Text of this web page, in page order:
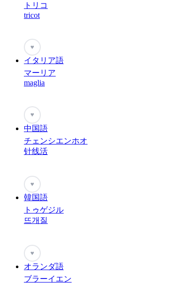
トリコ
tricot
♥
イタリア語
マーリア
maglia
♥
中国語
チェンシエンホオ
针线活
♥
韓国語
トゥゲジル
뜨개질
♥
オランダ語
ブラーイエン